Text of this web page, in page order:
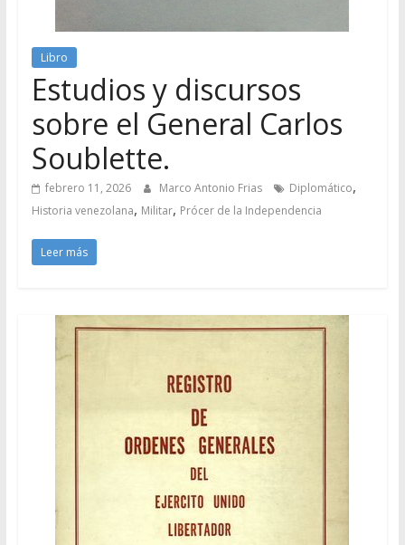
Libro
Estudios y discursos
sobre el General Carlos
Soublette.
febrero 11, 2026 Marco Antonio Frias Diplomático,
Historia venezolana, Militar, Prócer de la Independencia
Leer más